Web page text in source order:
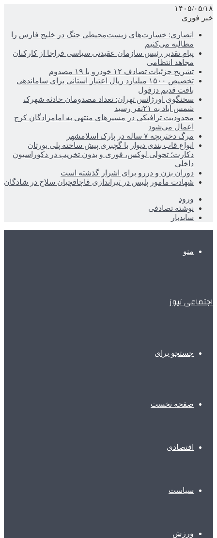
۱۴۰۵/۰۵/۱۸
خبر فوری
انصاری: خسارت‌های زیست‌محیطی جنگ در خلیج فارس را
مطالبه‌ می‌کنیم
پیام تقدیر رئیس سازمان عقیدتی سیاسی فراجا از کارکنان
مجاهد انتظامی
تشریح جزئیات تصادف ۱۲ خودرو با ۱۹ مصدوم
تخصیص ۱۵۰۰ میلیارد ریال اعتبار استانی برای ساماندهی
بافت قدیم دزفول
سخنگوی اورژانس تهران: تعداد مصدومان حادثه شهرک
شمس آباد به ۲۱نفر رسید
محدودیت ترافیکی در مسیرهای منتهی به امامزادگان کرج
اعمال می‌شود
مرگ دختربچه ۷ ساله در پارک اسلامشهر
انواع قاب بندی دیوار با گچبری پیش ساخته پلی یورتان
دکارت؛ تحولی لوکس، فوری و بدون تخریب در دکوراسیون
داخلی
دوران بزن و دررو برای اشرار گذشته است
شهادت مامور پلیس در تیراندازی قاچاقچیان سلاح در شادگان
ورود
نوشته تصادفی
سایدبار
منو
اجتماعی نیوز
جستجو برای
صفحه نخست
اقتصادی
سیاست
ورزش